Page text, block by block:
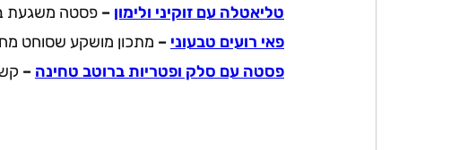
טליאטלה עם זוקיני ולימון – פסטה משגעת
פאי רועים טבעוני – מתכון מושקע שסוחט
פסטה עם סלק ופטריות ברוטב טחינה –